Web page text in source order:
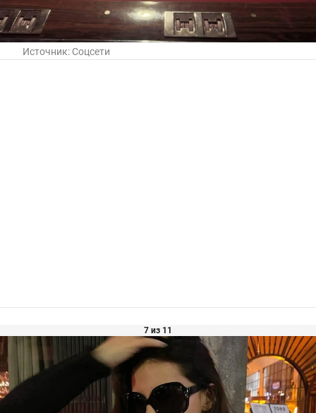
Источник: Соцсети
7 из 11